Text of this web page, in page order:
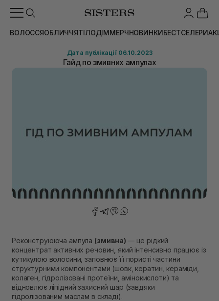
ВОЛОССЯОБЛИЧЧЯТІЛОДІММЕРЧНОВИНКИБЕСТСЕЛЕРИ
Дата публікації 06.10.2023
Гайд по змивних ампулах
Реконструююча ампула (змивна) — це рідкий
концентрат активних речовин, який інтенсивно працює із
кутикулою волосини, заповнює її пористі частини
структурними компонентами (шовк, кератин, кераміди,
колаген, гідролізовані протеїни, амінокислоти) та
відновлює ліпідний захисний шар (завдяки
гідролізованим маслам в складі).